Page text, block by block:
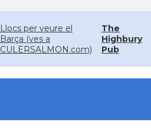
Llocs per veure el
Barça (ves a
CULERSALMON.com)
The
Highbury
Pub